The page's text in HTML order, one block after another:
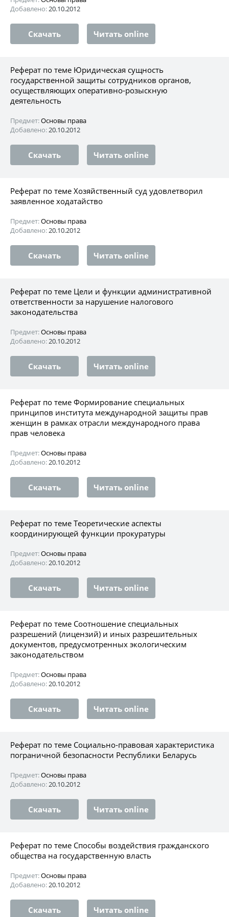
Добавлено:20.10.2012
Скачать Читать online
Реферат по теме Юридическая сущность
государственной защиты сотрудников органов,
осуществляющих оперативно-розыскную
деятельность
Предмет:Основы права
Добавлено:20.10.2012
Скачать Читать online
Реферат по теме Хозяйственный суд удовлетворил
заявленное ходатайство
Предмет:Основы права
Добавлено:20.10.2012
Скачать Читать online
Реферат по теме Цели и функции административной
ответственности за нарушение налогового
законодательства
Предмет:Основы права
Добавлено:20.10.2012
Скачать Читать online
Реферат по теме Формирование специальных
принципов института международной защиты прав
женщин в рамках отрасли международного права
прав человека
Предмет:Основы права
Добавлено:20.10.2012
Скачать Читать online
Реферат по теме Теоретические аспекты
координирующей функции прокуратуры
Предмет:Основы права
Добавлено:20.10.2012
Скачать Читать online
Реферат по теме Соотношение специальных
разрешений (лицензий) и иных разрешительных
документов, предусмотренных экологическим
законодательством
Предмет:Основы права
Добавлено:20.10.2012
Скачать Читать online
Реферат по теме Социально-правовая характеристика
пограничной безопасности Республики Беларусь
Предмет:Основы права
Добавлено:20.10.2012
Скачать Читать online
Реферат по теме Способы воздействия гражданского
общества на государственную власть
Предмет:Основы права
Добавлено:20.10.2012
Скачать Читать online